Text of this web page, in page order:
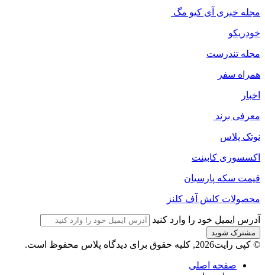
مجله خبری آی کیو مگ
خودریکو
مجله‌ تندرست
همراه سفر
اخبار
معرفی برند
نوتک پلاس
اکسسوری کابینت
قیمت سکه پارسیان
محصولات کلش آف کلنز
آدرس ایمیل خود را وارد کنید
© کپی رایت2026, کلیه حقوق برای دیدگاه پلاس محفوظ است.
صفحه اصلی